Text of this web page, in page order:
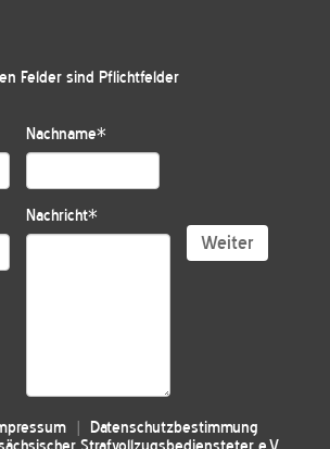
Felder sind Pflichtfelder
Nachname*
Nachricht*
Weiter
Datenschutzbestimmung